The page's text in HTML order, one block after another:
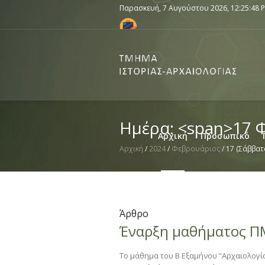
Παρασκευή, 7 Αυγούστου 2026, 12:25:48
Αρχική Προσωπικό
Ημέρα: <span>17
Αρχική /2024/ Φεβρουάριος/ 17
Άρθρο
Έναρξη μαθήματος
Το μάθημα του Β Εξαμήνου